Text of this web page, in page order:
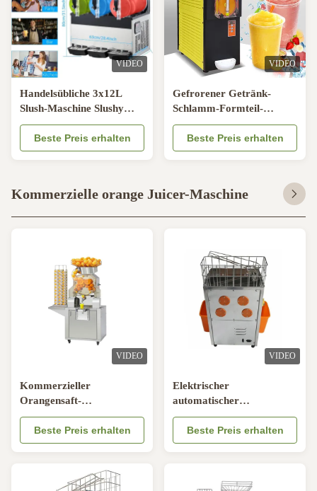
VIDEO
Handelsübliche 3x12L
Slush-Maschine Slushy
Tiefkühlgetränk
Margarita Slush Maker 3
Behälter
Beste Preis erhalten
VIDEO
Gefrorener Getränk-
Schlamm-Formteil-
Maschine Smoothie Juice
Dispenser Granita
Beste Preis erhalten
Kommerzielle orange Juicer-Maschine
VIDEO
Kommerzieller
Orangensaft-
Quetscher/Edelstahl
orange Juicer für Karten-
Räume
Beste Preis erhalten
VIDEO
Elektrischer
automatischer
kommerzieller orange
Juicermaschine Quetscher
zentrifugale Juicing-
Beste Preis erhalten